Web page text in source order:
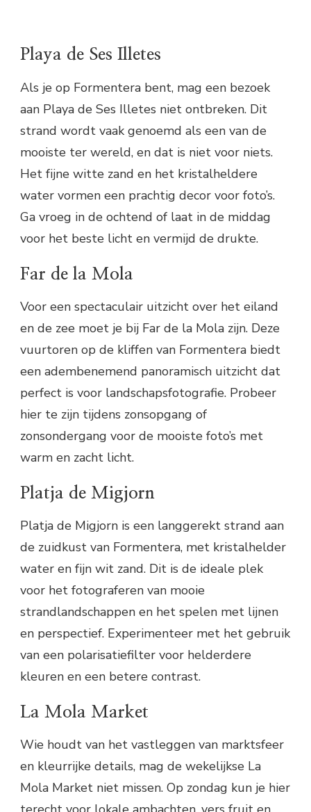
Playa de Ses Illetes
Als je op Formentera bent, mag een bezoek
aan Playa de Ses Illetes niet ontbreken. Dit
strand wordt vaak genoemd als een van de
mooiste ter wereld, en dat is niet voor niets.
Het fijne witte zand en het kristalheldere
water vormen een prachtig decor voor foto’s.
Ga vroeg in de ochtend of laat in de middag
voor het beste licht en vermijd de drukte.
Far de la Mola
Voor een spectaculair uitzicht over het eiland
en de zee moet je bij Far de la Mola zijn. Deze
vuurtoren op de kliffen van Formentera biedt
een adembenemend panoramisch uitzicht dat
perfect is voor landschapsfotografie. Probeer
hier te zijn tijdens zonsopgang of
zonsondergang voor de mooiste foto’s met
warm en zacht licht.
Platja de Migjorn
Platja de Migjorn is een langgerekt strand aan
de zuidkust van Formentera, met kristalhelder
water en fijn wit zand. Dit is de ideale plek
voor het fotograferen van mooie
strandlandschappen en het spelen met lijnen
en perspectief. Experimenteer met het gebruik
van een polarisatiefilter voor helderdere
kleuren en een betere contrast.
La Mola Market
Wie houdt van het vastleggen van marktsfeer
en kleurrijke details, mag de wekelijkse La
Mola Market niet missen. Op zondag kun je hier